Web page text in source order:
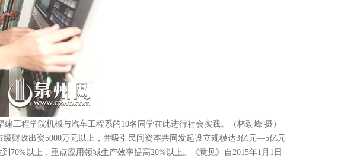
工程学院机械与汽车工程系的10名同学在此进行社会实践。（林劲峰 摄）
财政出资5000万元以上，并吸引民间资本共同发起设立规模达3亿元—5亿元
以上，重点应用领域生产效率提高20%以上。《意见》自2015年1月1日